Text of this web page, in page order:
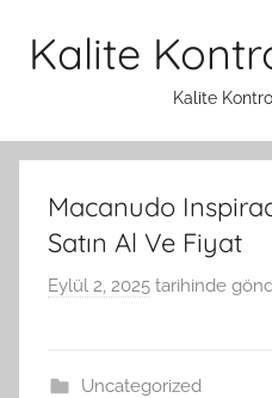
Kalite
Kalite
Macanudo
Satın Al Ve Fiyat
Eylül 2, 2025 tarihinde
Uncategorized